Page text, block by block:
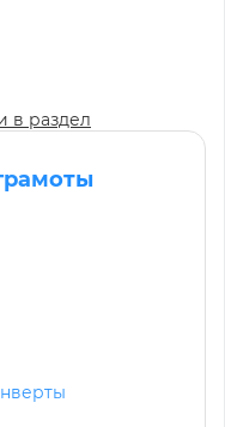
в раздел